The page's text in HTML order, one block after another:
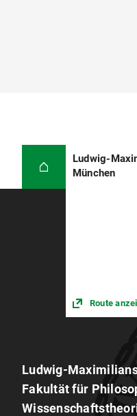
Ludwig-
München
Route
Ludwig-
Fakultät für